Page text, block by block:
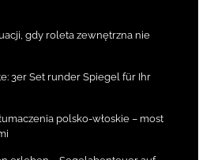
gdy roleta zewnętrzna nie
3er Set runder Spiegel für Ihr
polsko-włoskie – most